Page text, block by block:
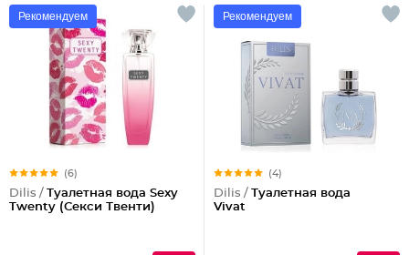
Рекомендуем
(6)
Dilis / Туалетная вода Sexy
Twenty (Секси Твенти)
Рекомендуем
(4)
Dilis / Туалетная вода
Vivat